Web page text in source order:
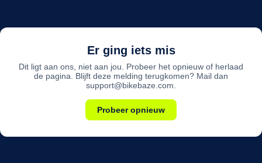
Er ging iets mis
Dit ligt aan ons, niet aan jou. Probeer het opnieuw of herlaad
de pagina. Blijft deze melding terugkomen? Mail dan
support@bikebaze.com.
Probeer opnieuw